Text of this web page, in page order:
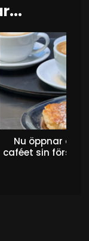
Nu öppnar det
caféet sin första